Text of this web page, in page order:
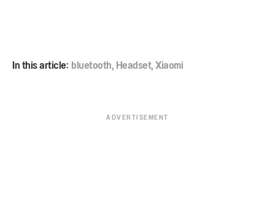
In this article:bluetooth,Headset,Xiaomi
ADVERTISEMENT